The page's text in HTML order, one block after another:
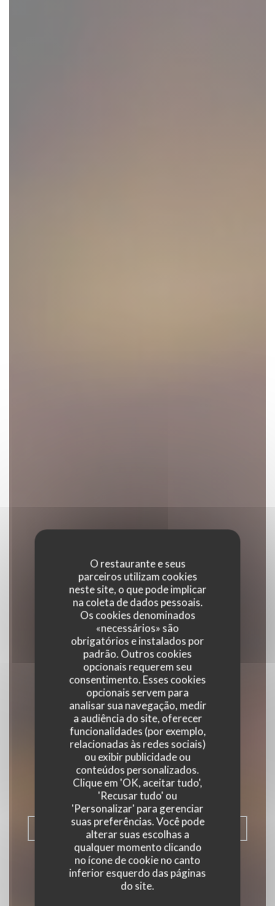
O restaurante e seus
parceiros utilizam cookies
neste site, o que pode implicar
na coleta de dados pessoais.
Os cookies denominados
«necessários» são
obrigatórios e instalados por
padrão. Outros cookies
opcionais requerem seu
consentimento. Esses cookies
opcionais servem para
analisar sua navegação, medir
a audiência do site, oferecer
funcionalidades (por exemplo,
relacionadas às redes sociais)
ou exibir publicidade ou
conteúdos personalizados.
Clique em 'OK, aceitar tudo',
'Recusar tudo' ou
'Personalizar' para gerenciar
suas preferências. Você pode
alterar suas escolhas a
qualquer momento clicando
no ícone de cookie no canto
inferior esquerdo das páginas
do site.
Le bistrot des
cocottes
|STRASBOURG
RESERVAR UMA MESA